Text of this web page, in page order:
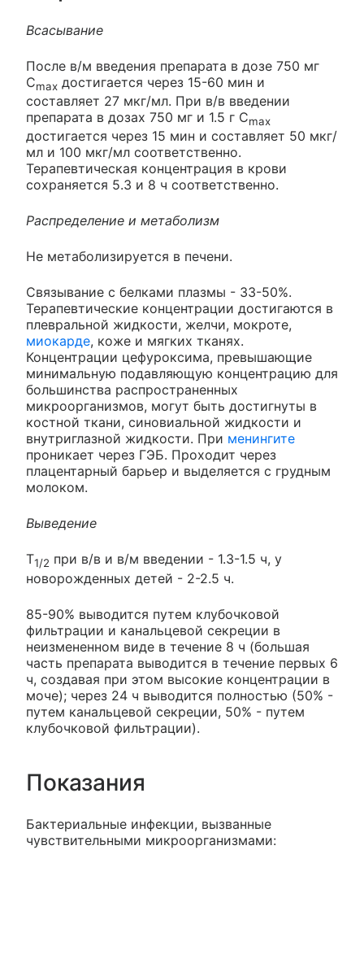
Всасывание
После в/м введения препарата в дозе 750 мг
Cmax достигается через 15-60 мин и
составляет 27 мкг/мл. При в/в введении
препарата в дозах 750 мг и 1.5 г Cmax
достигается через 15 мин и составляет 50 мкг/
мл и 100 мкг/мл соответственно.
Терапевтическая концентрация в крови
сохраняется 5.3 и 8 ч соответственно.
Распределение и метаболизм
Не метаболизируется в печени.
Связывание с белками плазмы - 33-50%.
Терапевтические концентрации достигаются в
плевральной жидкости, желчи, мокроте,
миокарде, коже и мягких тканях.
Концентрации цефуроксима, превышающие
минимальную подавляющую концентрацию для
большинства распространенных
микроорганизмов, могут быть достигнуты в
костной ткани, синовиальной жидкости и
внутриглазной жидкости. При менингите
проникает через ГЭБ. Проходит через
плацентарный барьер и выделяется с грудным
молоком.
Выведение
T1/2 при в/в и в/м введении - 1.3-1.5 ч, у
новорожденных детей - 2-2.5 ч.
85-90% выводится путем клубочковой
фильтрации и канальцевой секреции в
неизмененном виде в течение 8 ч (большая
часть препарата выводится в течение первых 6
ч, создавая при этом высокие концентрации в
моче); через 24 ч выводится полностью (50% -
путем канальцевой секреции, 50% - путем
клубочковой фильтрации).
Показания
Бактериальные инфекции, вызванные
чувствительными микроорганизмами: